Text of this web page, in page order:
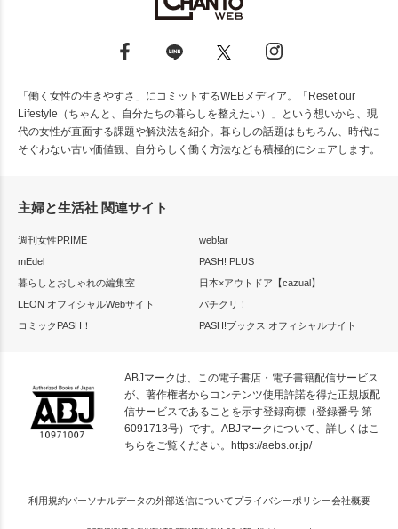
「働く女性の生きやすさ」にコミットするWEBメディア。「Reset our
Lifestyle（ちゃんと、自分たちの暮らしを整えたい）」という想いから、現
代の女性が直面する課題や解決法を紹介。暮らしの話題はもちろん、時代に
そぐわない古い価値観、自分らしく働く方法なども積極的にシェアします。
主婦と生活社 関連サイト
週刊女性PRIME
web!ar
mEdel
PASH! PLUS
暮らしとおしゃれの編集室
日本×アウトドア【cazual】
LEON オフィシャルWebサイト
パチクリ！
コミックPASH！
PASH!ブックス オフィシャルサイト
ABJマークは、この電子書店・電子書籍配信サービス
が、著作権者からコンテンツ使用許諾を得た正規版配
信サービスであることを示す登録商標（登録番号 第
6091713号）です。ABJマークについて、詳しくはこ
ちらをご覧ください。 https://aebs.or.jp/
利用規約パーソナルデータの外部送信についてプライバシーポリシー会社概要